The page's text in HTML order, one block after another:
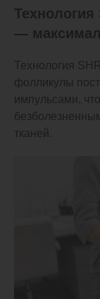
—
Технология
фолликулы
импульсами,
тканей.